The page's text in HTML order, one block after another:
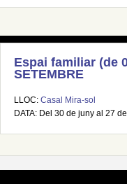
Espai familiar (de
SETEMBRE
LLOC: Casal Mira-sol
DATA: Del 30 de juny al 27